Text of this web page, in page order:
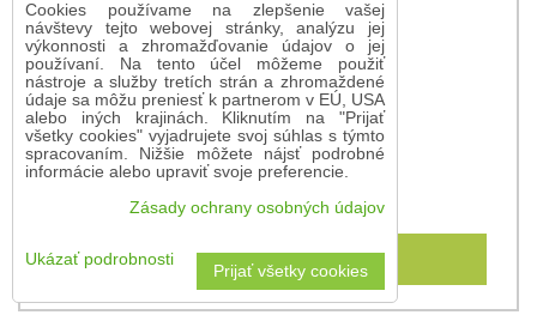
Osuška pre drobčeka
15,90 €
Do košíka
Cookies používame na zlepšenie vašej
návštevy tejto webovej stránky, analýzu jej
výkonnosti a zhromažďovanie údajov o jej
používaní. Na tento účel môžeme použiť
nástroje a služby tretích strán a zhromaždené
údaje sa môžu preniesť k partnerom v EÚ, USA
alebo iných krajinách. Kliknutím na "Prijať
všetky cookies" vyjadrujete svoj súhlas s týmto
spracovaním. Nižšie môžete nájsť podrobné
informácie alebo upraviť svoje preferencie.
Zásady ochrany osobných údajov
Ukázať podrobnosti
Prijať všetky cookies